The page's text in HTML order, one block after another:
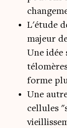
L'étude
majeur
Une idée
forme
Une
cellules